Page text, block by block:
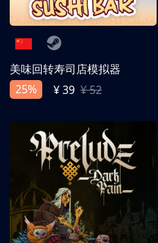
美味回转寿司店模拟器
25%
¥ 39 ¥ 52